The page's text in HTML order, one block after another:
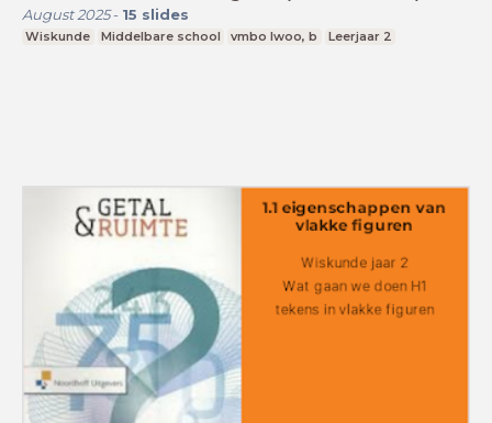
August 2025- 15 slides
Wiskunde Middelbare school vmbo lwoo, b Leerjaar 2